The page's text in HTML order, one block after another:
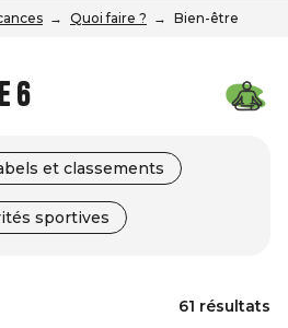
Quoi faire ? Bien-être
6
et classements
sportives
61 résultats